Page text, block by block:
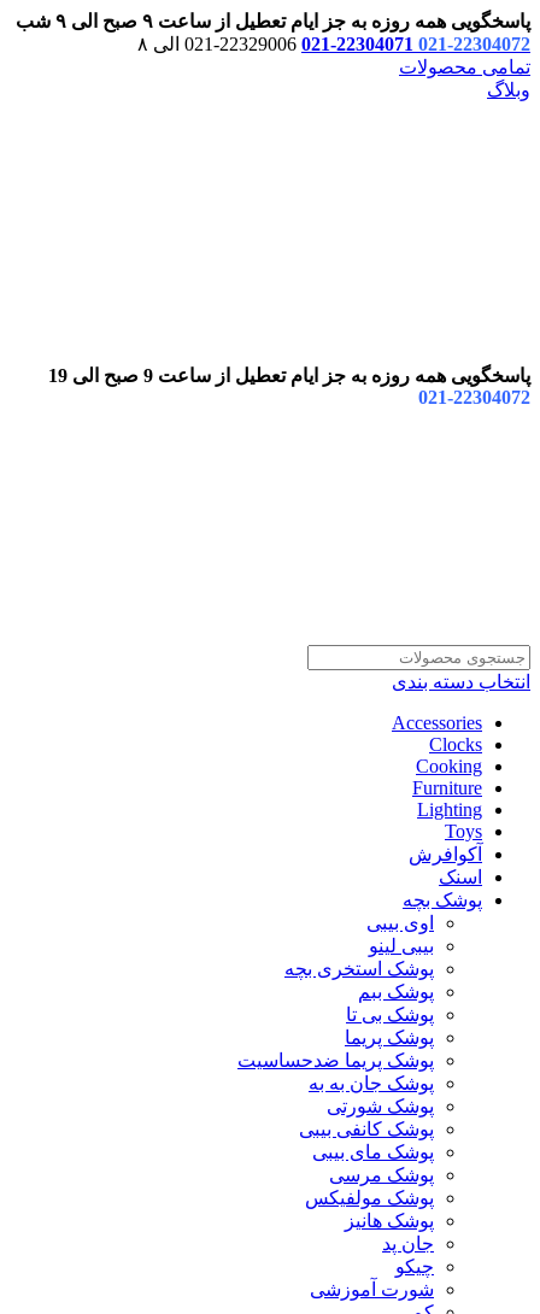
پاسخگویی همه روزه به جز ایام تعطیل از ساعت ۹ صبح الی ۹ شب
22304072-021
22304071-021
تمامی محصولات
وبلاگ
پاسخگویی همه روزه به جز ایام تعطیل از ساعت 9 صبح الی 19
22304072-021
انتخاب دسته بندی
Accessories
Clocks
Cooking
Furniture
Lighting
Toys
آکوافرش
اسنک
پوشک بچه
اوی بیبی
بیبی لینو
پوشک استخری بچه
پوشک ببم
پوشک بی تا
پوشک پریما
پوشک پریما ضدحساسیت
پوشک جان به به
پوشک شورتی
پوشک کانفی بیبی
پوشک مای بیبی
پوشک مرسی
پوشک مولفیکس
پوشک هانیز
جان پد
چیکو
شورت آموزشی